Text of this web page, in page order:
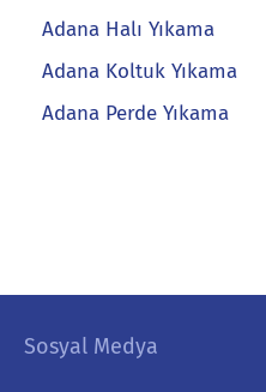
Adana Halı Yıkama
Adana Koltuk Yıkama
Adana Perde Yıkama
Sosyal Medya